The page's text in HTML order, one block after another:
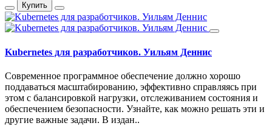
Купить
Kubernetes для разработчиков. Уильям Деннис
Современное программное обеспечение должно хорошо
поддаваться масштабированию, эффективно справляясь при
этом с балансировкой нагрузки, отслеживанием состояния и
обеспечением безопасности. Узнайте, как можно решать эти и
другие важные задачи. В издан..